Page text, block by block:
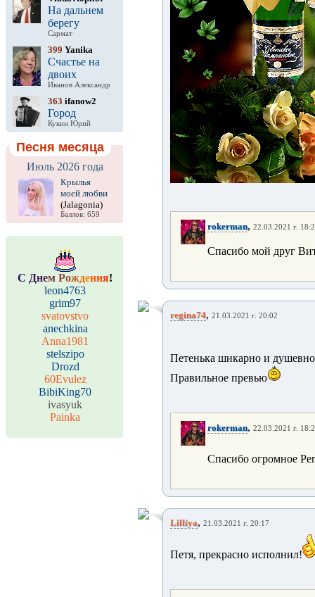
На дальнем
берегу
Сармат
399 Yanika
Счастье на
двоих
Иванов Александр
363 ifanow2
Город
Кукин Юрий
Песня месяца
Июль 2026 года
Крылья
моей любви
(Jalagonia)
Баллов: 659
С Днем Рождения!
leon4763
grim97
svatovstvo
anechkina
Anna1981
stelszipo
Drozd
60Evulez
BibiKing70
ivasyuk
Painka
rokerman, 22.03.2021 г.
Спасибо мой друг
regina74, 21.03.2021 г. 20:02
Петенька шикарно и
Правильное превью
rokerman, 22.03.2021 г.
Спасибо огромное
Lilliya, 21.03.2021 г. 20:17
Петя, прекрасно исполнил!